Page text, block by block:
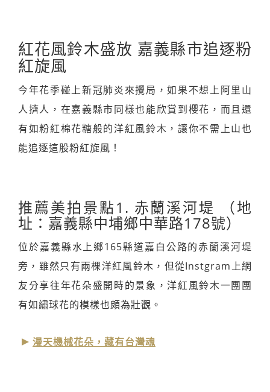
紅花風鈴木盛放 嘉義縣市追逐粉
紅旋風
今年花季碰上新冠肺炎來攪局，如果不想上阿里山
人擠人，在嘉義縣市同樣也能欣賞到櫻花，而且還
有如粉紅棉花糖般的洋紅風鈴木，讓你不需上山也
能追逐這股粉紅旋風！
推薦美拍景點1. 赤蘭溪河堤 （地
址：嘉義縣中埔鄉中華路178號）
位於嘉義縣水上鄉165縣道嘉白公路的赤蘭溪河堤
旁，雖然只有兩棵洋紅風鈴木，但從Instgram上網
友分享往年花朵盛開時的景象，洋紅風鈴木一團團
有如繡球花的模樣也頗為壯觀。
漫天機械花朵，藏有台灣魂